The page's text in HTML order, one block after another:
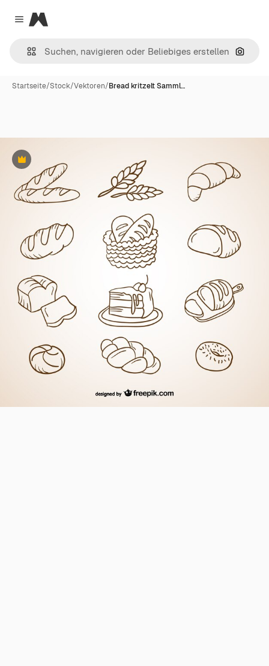
Close menu
Magnific
Nach
Startseite/Stock/Vektoren/Bread kritzelt Samml…
Premium